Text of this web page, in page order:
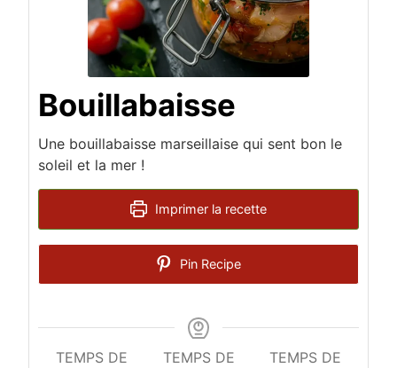
Bouillabaisse
Une bouillabaisse marseillaise qui sent bon le
soleil et la mer !
Imprimer la recette
Pin Recipe
TEMPS DE
TEMPS DE
TEMPS DE